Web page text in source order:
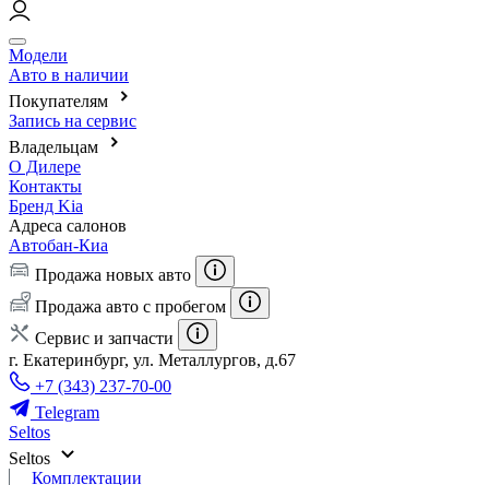
Модели
Авто в наличии
Покупателям
Запись на сервис
Владельцам
О Дилере
Контакты
Бренд Kia
Адреса салонов
Автобан-Киа
Продажа новых авто
Продажа авто с пробегом
Сервис и запчасти
г. Екатеринбург, ул. Металлургов, д.67
+7 (343) 237-70-00
Telegram
Seltos
Seltos
Комплектации